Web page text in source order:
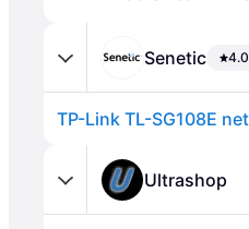
Senetic 4.0
Ultrashop